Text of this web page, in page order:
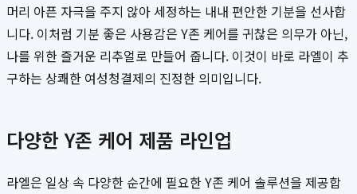
머리 아픈 자극을 주지 않아 세정하는 내내 편안한 기분을 선사합
니다. 이처럼 기분 좋은 사용감은 Y존 케어를 귀찮은 의무가 아닌,
나를 위한 즐거운 리추얼로 만들어 줍니다. 이것이 바로 라엘이 추
구하는 상쾌한 여성청결제의 진정한 의미입니다.
다양한 Y존 케어 제품 라인업
라엘은 일상 속 다양한 순간에 필요한 Y존 케어 솔루션을 제공합